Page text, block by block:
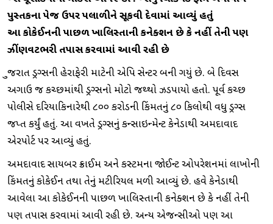
પુસ્તકના પેજ ઉપર પલાળીને સૂકવી દેવામાં આવ્યું હતું
આ કોકેઈનની પાછળ ખાલિસ્તાની કનેક્શન છે કે નહીં તેની પણ
ઝીંણવટભરી તપાસ કરવામાં આવી રહી છે
ગુજરાત ડ્રગ્સની હેરાફેરી માટેની એપિ સેન્ટર બની ગયું છે. બે દિવસ
અગાઉ જ કચ્છમાંથી ડ્રગ્સનો મોટો જથ્થો ઝડપાયો હતો. પૂર્વ કચ્છ
પોલીસે દરિયાકિનારેથી ૮૦૦ કરોડની કિંમતનું ૮૦ કિલોથી વધુ ડ્રગ્સ
જપ્ત કર્યું હતું. આ વખતે ડ્રગ્સનું કન્સાઇન્મેન્ટ કેનેડાથી અમદાવાદ
એરપોર્ટ પર આવ્યું હતું.
અમદાવાદ સાયબર ક્રાઈમ અને કસ્ટમના જાેઈન્ટ ઓપરેશનમાં લાખોની
કિંમતનું કોકેઈન તથા તેનું મટીરિયલ મળી આવ્યું છે. હવે કેનેડાથી
આવેલા આ કોકેઈનની પાછળ ખાલિસ્તાની કનેક્શન છે કે નહીં તેની
પણ તપાસ કરવામાં આવી રહી છે. અન્ય એજન્સીઓ પણ આ